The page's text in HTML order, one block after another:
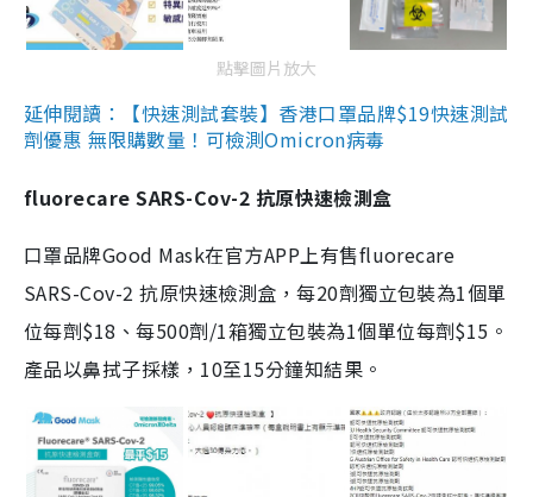
點擊圖片放大
延伸閱讀：【快速測試套裝】香港口罩品牌$19快速測試
劑優惠 無限購數量！可檢測Omicron病毒
fluorecare SARS-Cov-2 抗原快速檢測盒
口罩品牌Good Mask在官方APP上有售fluorecare
SARS-Cov-2 抗原快速檢測盒，每20劑獨立包裝為1個單
位每劑$18、每500劑/1箱獨立包裝為1個單位每劑$15。
產品以鼻拭子採樣，10至15分鐘知結果。